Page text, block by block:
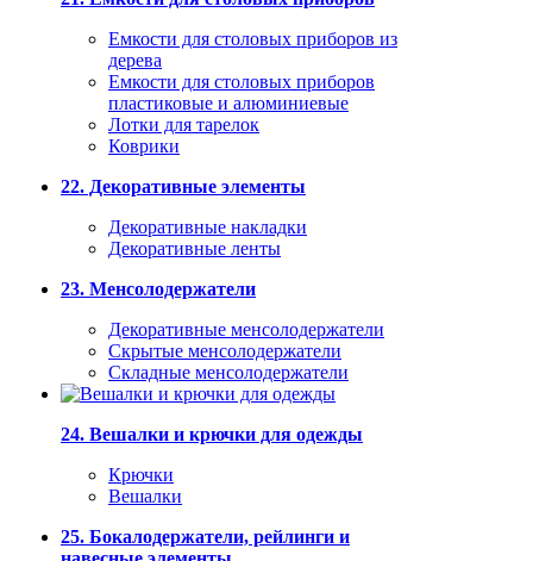
Емкости для столовых приборов из
дерева
Емкости для столовых приборов
пластиковые и алюминиевые
Лотки для тарелок
Коврики
22. Декоративные элементы
Декоративные накладки
Декоративные ленты
23. Менсолодержатели
Декоративные менсолодержатели
Скрытые менсолодержатели
Складные менсолодержатели
24. Вешалки и крючки для одежды
Крючки
Вешалки
25. Бокалодержатели, рейлинги и